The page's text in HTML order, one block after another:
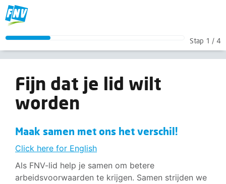
Stap 1 / 4
Fijn dat je lid wilt
worden
Maak samen met ons het verschil!
Click here for English
Als FNV-lid help je samen om betere
arbeidsvoorwaarden te krijgen. Samen strijden we
Fijn dat je lid wilt worden
Maak samen met ons het verschil!